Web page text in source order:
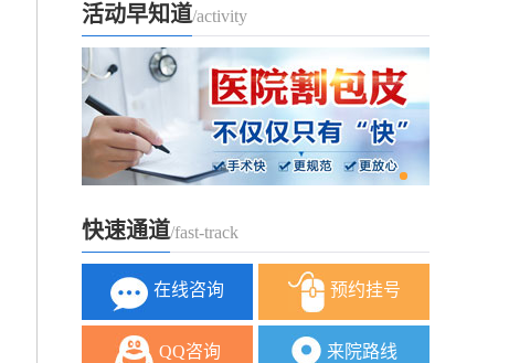
活动早知道/activity
快速通道/fast-track
在线咨询 预约挂号
QQ咨询 来院路线